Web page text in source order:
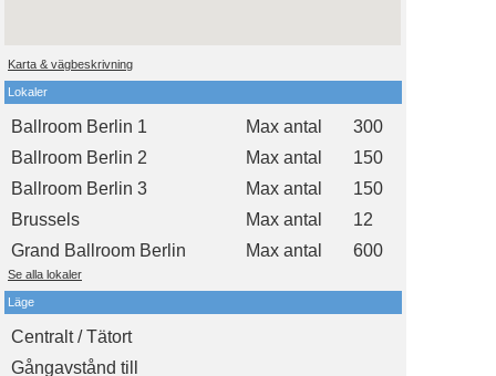
Karta & vägbeskrivning
Lokaler
Ballroom Berlin 1 Max antal
300
Ballroom Berlin 2
Max antal
150
Ballroom Berlin 3
Max antal
150
Brussels
Max antal
12
Grand Ballroom Berlin
Max antal 600
Se alla lokaler
Läge
Centralt / Tätort
Gångavstånd till